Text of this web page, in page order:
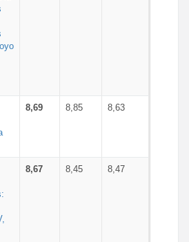
8,69 8,85 8,63
8,67 8,45 8,47